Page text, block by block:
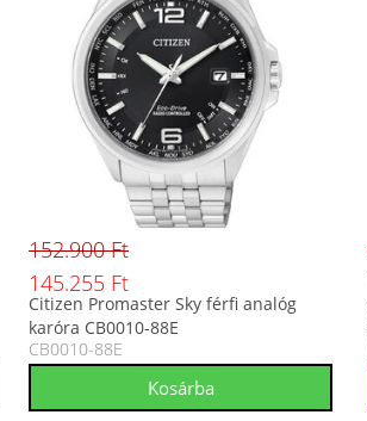
152.900 Ft
145.255 Ft
Citizen Promaster Sky férfi analóg
karóra CB0010-88E
CB0010-88E